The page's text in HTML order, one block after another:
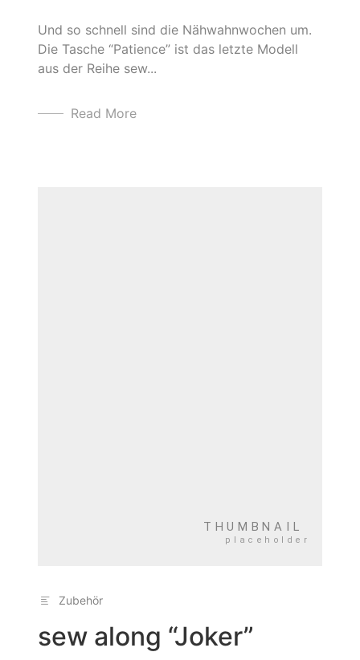
Und so schnell sind die Nähwahnwochen um.
Die Tasche “Patience” ist das letzte Modell
aus der Reihe sew...
Read More
Zubehör
sew along “Joker”